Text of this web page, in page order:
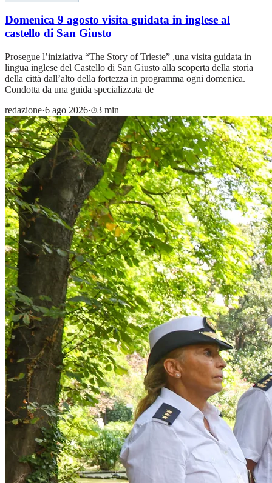
Domenica 9 agosto visita guidata in inglese al
castello di San Giusto
Prosegue l’iniziativa “The Story of Trieste” ,una visita guidata in
lingua inglese del Castello di San Giusto alla scoperta della storia
della città dall’alto della fortezza in programma ogni domenica.
Condotta da una guida specializzata de
redazione·6 ago 2026· 3 min